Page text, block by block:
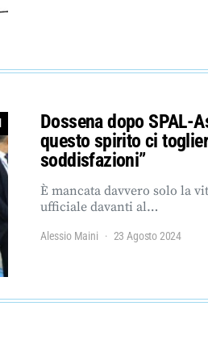
Dossena dopo SPAL-
questo spirito ci
soddisfazioni”
È mancata davvero solo la
ufficiale davanti al…
Alessio Maini 23 Agosto 2024